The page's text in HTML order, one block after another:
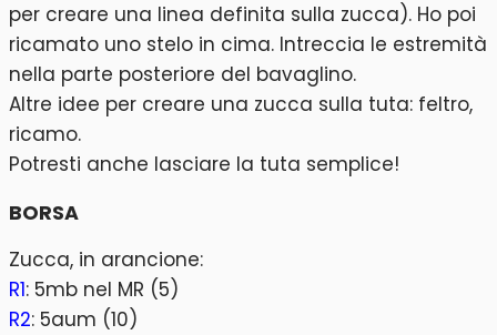
per creare una linea definita sulla zucca). Ho poi
ricamato uno stelo in cima. Intreccia le estremità
nella parte posteriore del bavaglino.
Altre idee per creare una zucca sulla tuta: feltro,
ricamo.
Potresti anche lasciare la tuta semplice!
BORSA
Zucca, in arancione:
R1: 5mb nel MR (5)
R2: 5aum (10)